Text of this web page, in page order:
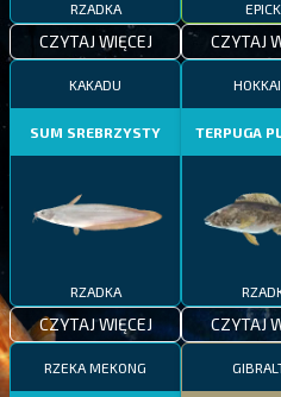
RZADKA
CZYTAJ WIĘCEJ CZYTAJ
KAKADU
SUM SREBRZYSTY
RZADKA
CZYTAJ WIĘCEJ
TERPUGA
CZYTAJ
RZEKA MEKONG